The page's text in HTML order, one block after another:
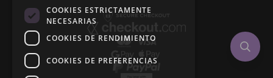
COOKIES ESTRICTAMENTE
NECESARIAS
COOKIES DE RENDIMIENTO
COOKIES DE PREFERENCIAS